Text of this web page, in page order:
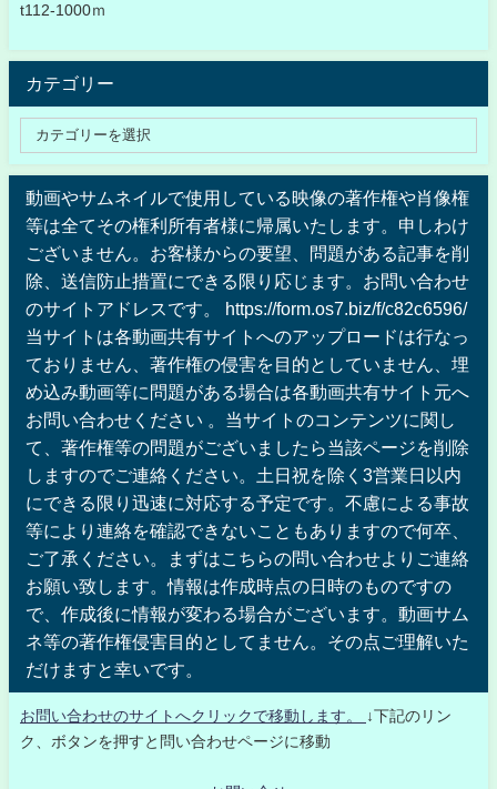
t112-1000ｍ
カテゴリー
動画やサムネイルで使用している映像の著作権や肖像権
等は全てその権利所有者様に帰属いたします。申しわけ
ございません。お客様からの要望、問題がある記事を削
除、送信防止措置にできる限り応じます。お問い合わせ
のサイトアドレスです。 https://form.os7.biz/f/c82c6596/
当サイトは各動画共有サイトへのアップロードは行なっ
ておりません、著作権の侵害を目的としていません、埋
め込み動画等に問題がある場合は各動画共有サイト元へ
お問い合わせください 。当サイトのコンテンツに関し
て、著作権等の問題がございましたら当該ページを削除
しますのでご連絡ください。土日祝を除く3営業日以内
にできる限り迅速に対応する予定です。不慮による事故
等により連絡を確認できないこともありますので何卒、
ご了承ください。まずはこちらの問い合わせよりご連絡
お願い致します。情報は作成時点の日時のものですの
で、作成後に情報が変わる場合がございます。動画サム
ネ等の著作権侵害目的としてません。その点ご理解いた
だけますと幸いです。
お問い合わせのサイトへクリックで移動します。
↓下記のリン
ク、ボタンを押すと問い合わせページに移動